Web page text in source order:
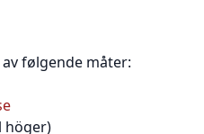
følgende måter:
höger)